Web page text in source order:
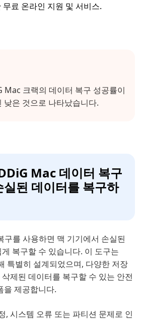
료 온라인 지원 및 서비스.
Mac 크랙의 데이터 복구 성공률이
낮은 것으로 나타났습니다.
Mac 데이터 복구
실된 데이터를 복구하
를 사용하면 맥 기기에서 손실된
복구할 수 있습니다. 이 도구는
특별히 설계되었으며, 다양한 저장
제된 데이터를 복구할 수 있는 안전
을 제공합니다.
, 시스템 오류 또는 파티션 문제로 인